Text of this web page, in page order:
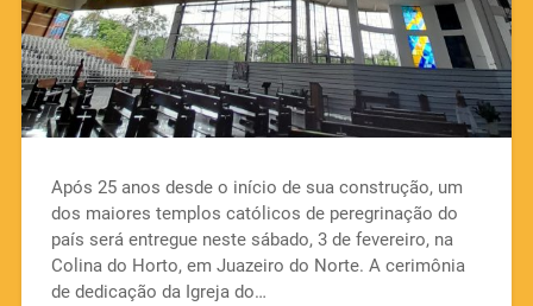
Após 25 anos desde o início de sua construção, um
dos maiores templos católicos de peregrinação do
país será entregue neste sábado, 3 de fevereiro, na
Colina do Horto, em Juazeiro do Norte. A cerimônia
de dedicação da Igreja do…